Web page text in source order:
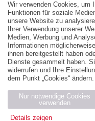
FREITEXT
AUSGABEART
AUS DER REIHE
ZUM THEMA
Neuerscheinung
Wir verwenden Cookies, um
Funktionen für soziale
unsere Website zu
Ihrer Verwendung unserer
Medien, Werbung und
Informationen
ihnen bereitgestellt haben
Dienste gesammelt haben.
widerrufen und Ihre
dem Punkt „Cookies“ ändern.
Nur notwendige Cookies
verwenden
Details zeigen